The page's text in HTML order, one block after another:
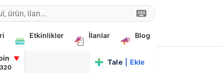
Etkinlikler İlanlar Blog
▼
Talep | Ekle